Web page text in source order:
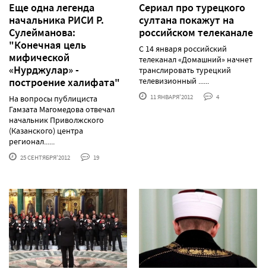
Еще одна легенда
начальника РИСИ Р.
Сулейманова:
"Конечная цель
мифической
«Нурджулар» -
построение халифата"
На вопросы публициста
Гамзата Магомедова отвечал
начальник Приволжского
(Казанского) центра
регионал......
25 СЕНТЯБРЯ'2012 19
Сериал про турецкого
султана покажут на
российском телеканале
С 14 января российский
телеканал «Домашний» начнет
транслировать турецкий
телевизионный ......
11 ЯНВАРЯ'2012 4